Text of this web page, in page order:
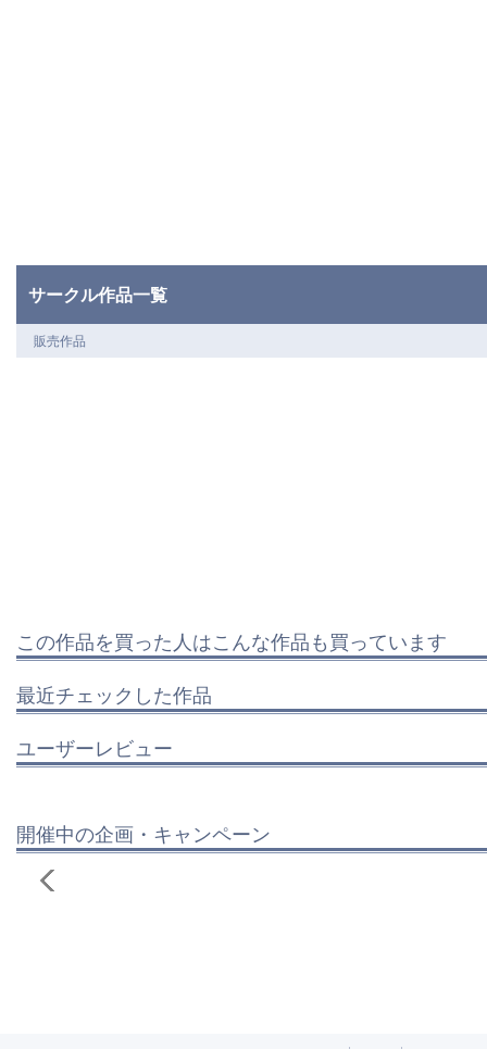
サークル作品一覧
販売作品
この作品を買った人はこんな作品も買っています
最近チェックした作品
ユーザーレビュー
開催中の企画・キャンペーン